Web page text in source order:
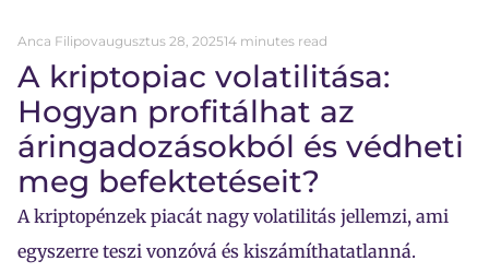
Anca Filipovaugusztus 28, 202514 minutes read
A kriptopiac volatilitása:
Hogyan profitálhat az
áringadozásokból és védheti
meg befektetéseit?
A kriptopénzek piacát nagy volatilitás jellemzi, ami
egyszerre teszi vonzóvá és kiszámíthatatlanná.